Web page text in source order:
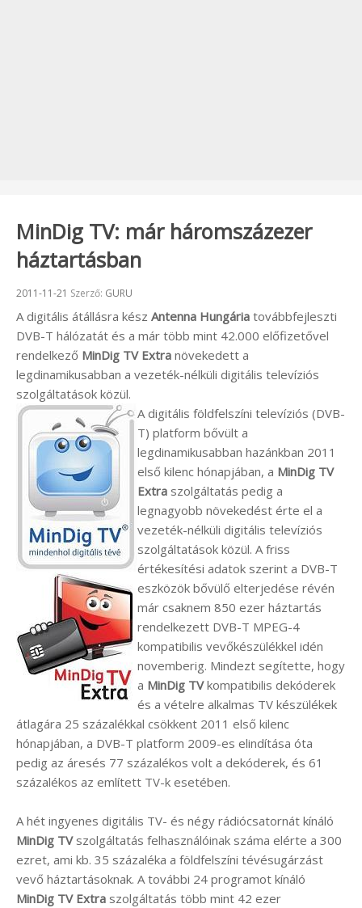
MinDig TV: már háromszázezer
háztartásban
Beküldve:
2011-11-21 Szerző: GURU
A digitális átállásra kész Antenna Hungária továbbfejleszti
DVB-T hálózatát és a már több mint 42.000 előfizetővel
rendelkező MinDig TV Extra növekedett a
legdinamikusabban a vezeték-nélküli digitális televíziós
szolgáltatások közül.
A digitális földfelszíni televíziós (DVB-
T) platform bővült a
legdinamikusabban hazánkban 2011
első kilenc hónapjában, a MinDig TV
Extra szolgáltatás pedig a
legnagyobb növekedést érte el a
vezeték-nélküli digitális televíziós
szolgáltatások közül. A friss
értékesítési adatok szerint a DVB-T
eszközök bővülő elterjedése révén
már csaknem 850 ezer háztartás
rendelkezett DVB-T MPEG-4
kompatibilis vevőkészülékkel idén
novemberig. Mindezt segítette, hogy
a MinDig TVkompatibilis dekóderek
és a vételre alkalmas TV készülékek
átlagára 25 százalékkal csökkent 2011 első kilenc
hónapjában, a DVB-T platform 2009-es elindítása óta
pedig az áresés 77 százalékos volt a dekóderek, és 61
százalékos az említett TV-k esetében.
A hét ingyenes digitális TV- és négy rádiócsatornát kínáló
MinDig TVszolgáltatás felhasználóinak száma elérte a 300
ezret, ami kb. 35 százaléka a földfelszíni tévésugárzást
vevő háztartásoknak. A további 24 programot kínáló
MinDig TV Extra szolgáltatás több mint 42 ezer